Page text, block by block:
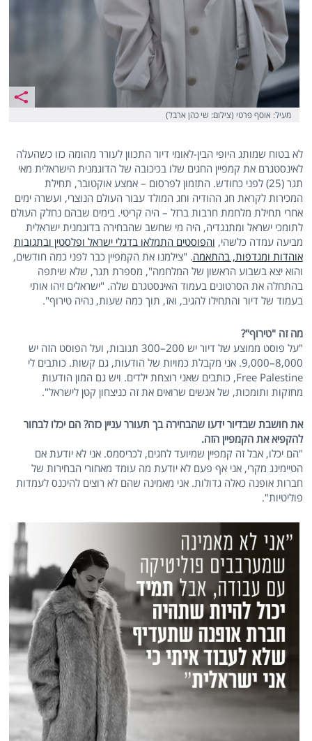
מעיל: אוסף פרטי (צילום: שי כהן ארבל)
לא בטוח שמותג היופי הבין-לאומי דיור התכוון לעורר מהומה כזו כשהעלה
לאינסטגרם את קמפיין החגים שלו בכיכובה של הדוגמנית הישראלית מאי
תגר (25) לפני כחודש. התזמון לפרסום – אמצע אוקטובר, תחילת
המכירות לקראת חג ההודיה וחג המולד עבור העולם הנוצרי, ועשרה ימים
אחרי תחילת מלחמת חרבות ברזל – היה קריטי. בימים שבהם נחלק העולם
לתומכי ישראל ומתנגדיה, היה מי שחשב שהבחירה בדוגמנית ישראלית
מביעה עמדה כלשהי, והפוסטים התמלאו בדגלי ישראל ופלסטין ובתגובות
אוהדות ומגדפות, בהתאמה. "צילמנו את הקמפיין כבר לפני כמה חודשים,
והוא יצא בשבוע הראשון של המלחמה", מספרת תגר, שלא שיתפה
בהתחלה את הסרטונים בעמוד האינסטגרם שלה. "ישראלים זיהו אותי
בעמוד של דיור והתחילו להגיב, ואז, תוך כמה שעות, נהיה טירוף".
מה זה "טירוף"?
"על פוסט ממוצע של דיור יש 200–300 תגובות, ועל הפוסט הזה יש
8,000–9,000. אני מקבלת כמויות של הודעות, גם קשות. כותבים לי
Free Palestine, כותבים שאני רוצחת ילדים. ויש גם המון הודעות
מחזקות ותומכות, של אנשים שרואים את זה כניצחון קטן לישראל".
את חושבת שבדיור ידעו שהבחירה בך תעורר עניין כזה? הם יכלו לבחור
להקפיא את הקמפיין הזה.
"הם יכלו, אבל זה קמפיין שמיועד לחגים, לכריסמס. אני לא יודעת אם
הטיימינג מקרי, אני אף פעם לא יודעת מה עומד מאחורי הבחירות של
חברות אופנה כאלה גדולות. אני מאמינה שהם לא רוצים להיכנס לעמדות
פוליטיות".